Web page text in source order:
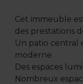
Cet immeuble
des prestations
Un patio
moderne
Des espaces
Nombreux